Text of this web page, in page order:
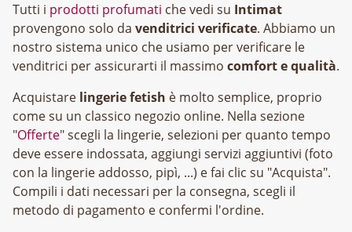
Tutti i prodotti profumati che vedi su Intimat
provengono solo da venditrici verificate. Abbiamo un
nostro sistema unico che usiamo per verificare le
venditrici per assicurarti il massimo comfort e qualità.
Acquistare lingerie fetish è molto semplice, proprio
come su un classico negozio online. Nella sezione
"Offerte" scegli la lingerie, selezioni per quanto tempo
deve essere indossata, aggiungi servizi aggiuntivi (foto
con la lingerie addosso, pipì, ...) e fai clic su "Acquista".
Compili i dati necessari per la consegna, scegli il
metodo di pagamento e confermi l'ordine.